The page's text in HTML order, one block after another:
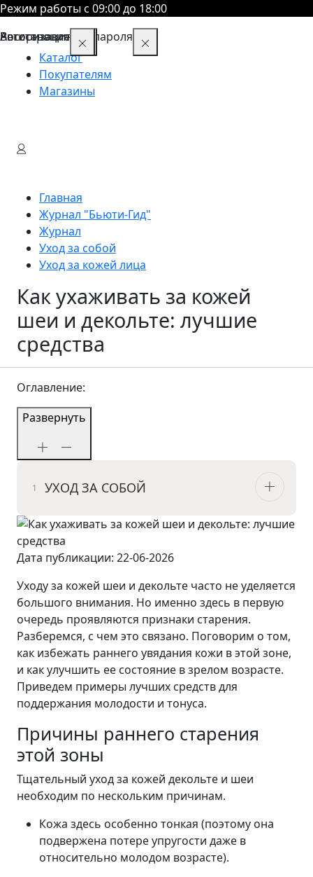
Режим работы с 09:00 до 18:00
Каталог
Покупателям
Магазины
Главная
Журнал "Бьюти-Гид"
Журнал
Уход за собой
Уход за кожей лица
Как ухаживать за кожей
шеи и декольте: лучшие
средства
Оглавление:
Развернуть
УХОД ЗА СОБОЙ
Дата публикации: 22-06-2026
Уходу за кожей шеи и декольте часто не уделяется
большого внимания. Но именно здесь в первую
очередь проявляются признаки старения.
Разберемся, с чем это связано. Поговорим о том,
как избежать раннего увядания кожи в этой зоне,
и как улучшить ее состояние в зрелом возрасте.
Приведем примеры лучших средств для
поддержания молодости и тонуса.
Причины раннего старения
этой зоны
Тщательный уход за кожей декольте и шеи
необходим по нескольким причинам.
Кожа здесь особенно тонкая (поэтому она
подвержена потере упругости даже в
относительно молодом возрасте).
Восстановление пароля
Авторизация
Регистрация